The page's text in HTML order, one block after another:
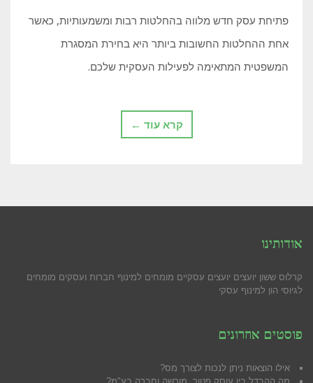
פתיחת עסק חדש מלווה בהחלטות רבות ומשמעותיות, כאשר
אחת ההחלטות החשובות ביותר היא בחירת המסגרת
המשפטית המתאימה לפעילות העסקית שלכם.
קרא עוד ←
אודותינו
קרלוס ששון יועצים יועצים עסקיים מומחים למינוף חברות ועסקים מומחים
לגיוסי הון למינוף עסקי
פוסטים אחרונים
אילו הוצאות ניתן לנכות לצורך מס?